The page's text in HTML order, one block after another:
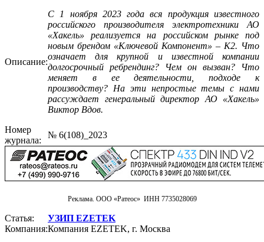
Описание:
С 1 ноября 2023 года вся продукция известного
российского производителя электротехники АО
«Хакель» реализуется на российском рынке под
новым брендом «Ключевой Компонент» – К2. Что
означает для крупной и известной компании
долгосрочный ребрендинг? Чем он вызван? Что
меняет в ее деятельности, подходе к
производству? На эти непростые темы с нами
рассуждает генеральный директор АО «Хакель»
Виктор Вдов.
Номер
журнала:
№ 6(108)_2023
Реклама. ООО «Ратеос» ИНН 7735028069
Статья:
УЗИП EZETEK
Компания:Компания EZETEK, г. Москва